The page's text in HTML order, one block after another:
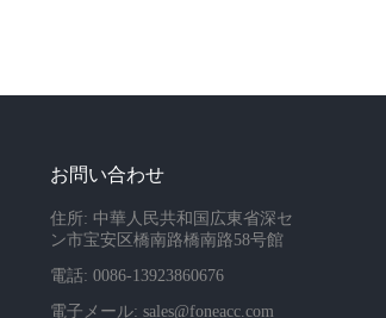
お問い合わせ
住所: 中華人民共和国広東省深セ
ン市宝安区橋南路橋南路58号館
電話: 0086-13923860676
電子メール: sales@foneacc.com